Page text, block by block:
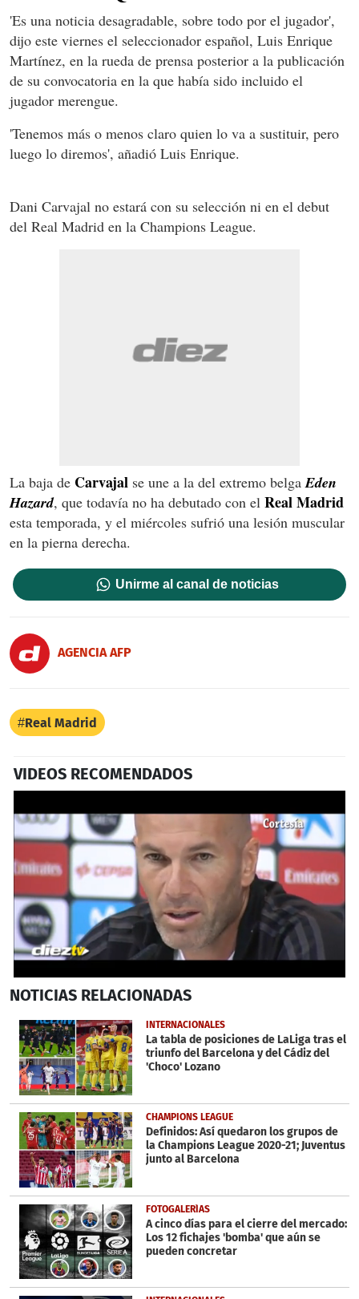
'Es una noticia desagradable, sobre todo por el jugador',
dijo este viernes el seleccionador español, Luis Enrique
Martínez, en la rueda de prensa posterior a la publicación
de su convocatoria en la que había sido incluido el
jugador merengue.
'Tenemos más o menos claro quien lo va a sustituir, pero
luego lo diremos', añadió Luis Enrique.
Dani Carvajal no estará con su selección ni en el debut
del Real Madrid en la Champions League.
La baja de Carvajal se une a la del extremo belgaEden
Hazard, que todavía no ha debutado con el Real Madrid
esta temporada, y el miércoles sufrió una lesión muscular
en la pierna derecha.
Unirme al canal de noticias
AGENCIA AFP
Real Madrid
VIDEOS RECOMENDADOS
seconds
1
minute,
16
seconds
NOTICIAS RELACIONADAS
INTERNACIONALES
La tabla de posiciones de LaLiga tras el
triunfo del Barcelona y del Cádiz del
'Choco' Lozano
CHAMPIONS LEAGUE
Definidos: Así quedaron los grupos de
la Champions League 2020-21; Juventus
junto al Barcelona
FOTOGALERÍAS
A cinco días para el cierre del mercado:
Los 12 fichajes 'bomba' que aún se
pueden concretar